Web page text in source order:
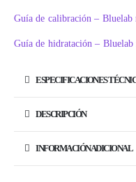
Guía de calibración –
Guía de hidratación –
ESPECIFICACIONES
DESCRIPCIÓN
INFORMACIÓN ADICIONAL